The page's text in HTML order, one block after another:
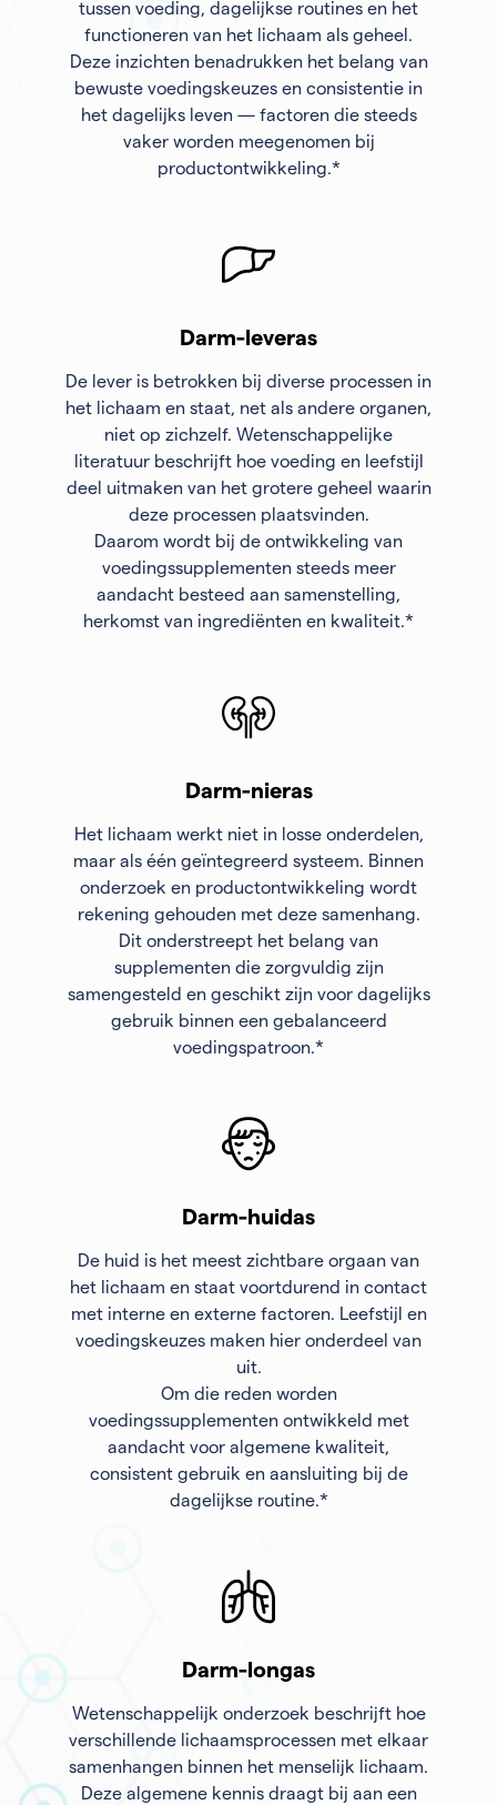
tussen voeding, dagelijkse routines en het
functioneren van het lichaam als geheel.
Deze inzichten benadrukken het belang van
bewuste voedingskeuzes en consistentie in
het dagelijks leven — factoren die steeds
vaker worden meegenomen bij
productontwikkeling.*
Darm-leveras
De lever is betrokken bij diverse processen in
het lichaam en staat, net als andere organen,
niet op zichzelf. Wetenschappelijke
literatuur beschrijft hoe voeding en leefstijl
deel uitmaken van het grotere geheel waarin
deze processen plaatsvinden.
Daarom wordt bij de ontwikkeling van
voedingssupplementen steeds meer
aandacht besteed aan samenstelling,
herkomst van ingrediënten en kwaliteit.*
Darm-nieras
Het lichaam werkt niet in losse onderdelen,
maar als één geïntegreerd systeem. Binnen
onderzoek en productontwikkeling wordt
rekening gehouden met deze samenhang.
Dit onderstreept het belang van
supplementen die zorgvuldig zijn
samengesteld en geschikt zijn voor dagelijks
gebruik binnen een gebalanceerd
voedingspatroon.*
Darm-huidas
De huid is het meest zichtbare orgaan van
het lichaam en staat voortdurend in contact
met interne en externe factoren. Leefstijl en
voedingskeuzes maken hier onderdeel van
uit.
Om die reden worden
voedingssupplementen ontwikkeld met
aandacht voor algemene kwaliteit,
consistent gebruik en aansluiting bij de
dagelijkse routine.*
Darm-longas
Wetenschappelijk onderzoek beschrijft hoe
verschillende lichaamsprocessen met elkaar
samenhangen binnen het menselijk lichaam.
Deze algemene kennis draagt bij aan een